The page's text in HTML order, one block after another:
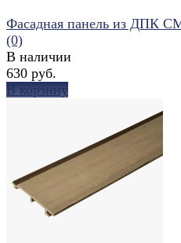
избранное
Фасадная панель из ДПК
(0)
В наличии
630 руб.
В корзину